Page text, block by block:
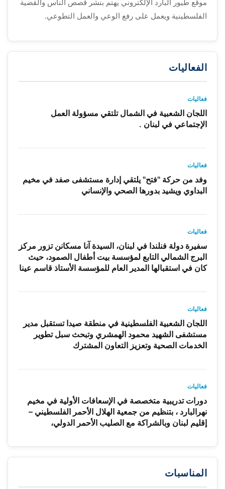
موقع طيور البارد الإلكتروني يهتم بنشر قصص الناس والقضية
الفلسطينية ويعمل على رفع الوعي والعمل التطوعي.
الفعاليات
فعاليات
اللجان الشعبية في الشمال تلتقي مسؤولة العمل
الإجتماعي في لبنان .
فعاليات
وفد من حركة "فتح" يلتقي إدارة مستشفى صفد في مخيم
البداوي ويشيد بدورها الصحي والإنساني
فعاليات
سفيرة دولة فنلندا في لبنان، السيدة آنا مسكانن تزور مركز
البرج الشمالي التابع لمؤسسة بيت أطفال الصمود، حيث
كان في استقبالها المدير العام للمؤسسة الأستاذ قاسم عينا
فعاليات
اللجان الشعبية الفلسطينية في منطقة صيدا تستقبل مدير
مستشفى الشهيد محمود الهمشري وتبحث سبل تطوير
الخدمات الصحية وتعزيز التعاون المشترك
فعاليات
دورات تدريبية متخصصة في الإسعافات الأولية في مخيم
نهرالبارد ، بتنظيم من جمعية الهلال الأحمر الفلسطيني –
إقليم لبنان وبالشراكة مع الصليب الأحمر الدولي،
المناسبات